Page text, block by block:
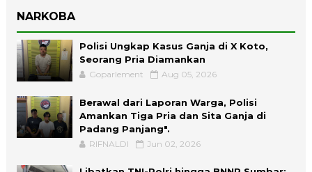
NARKOBA
Polisi Ungkap Kasus Ganja di X Koto,
Seorang Pria Diamankan
Goparlement Aug 05, 2026
Berawal dari Laporan Warga, Polisi
Amankan Tiga Pria dan Sita Ganja di
Padang Panjang".
RIFNALDI Jun 02, 2026